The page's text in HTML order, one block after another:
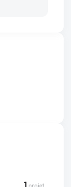
1 projet